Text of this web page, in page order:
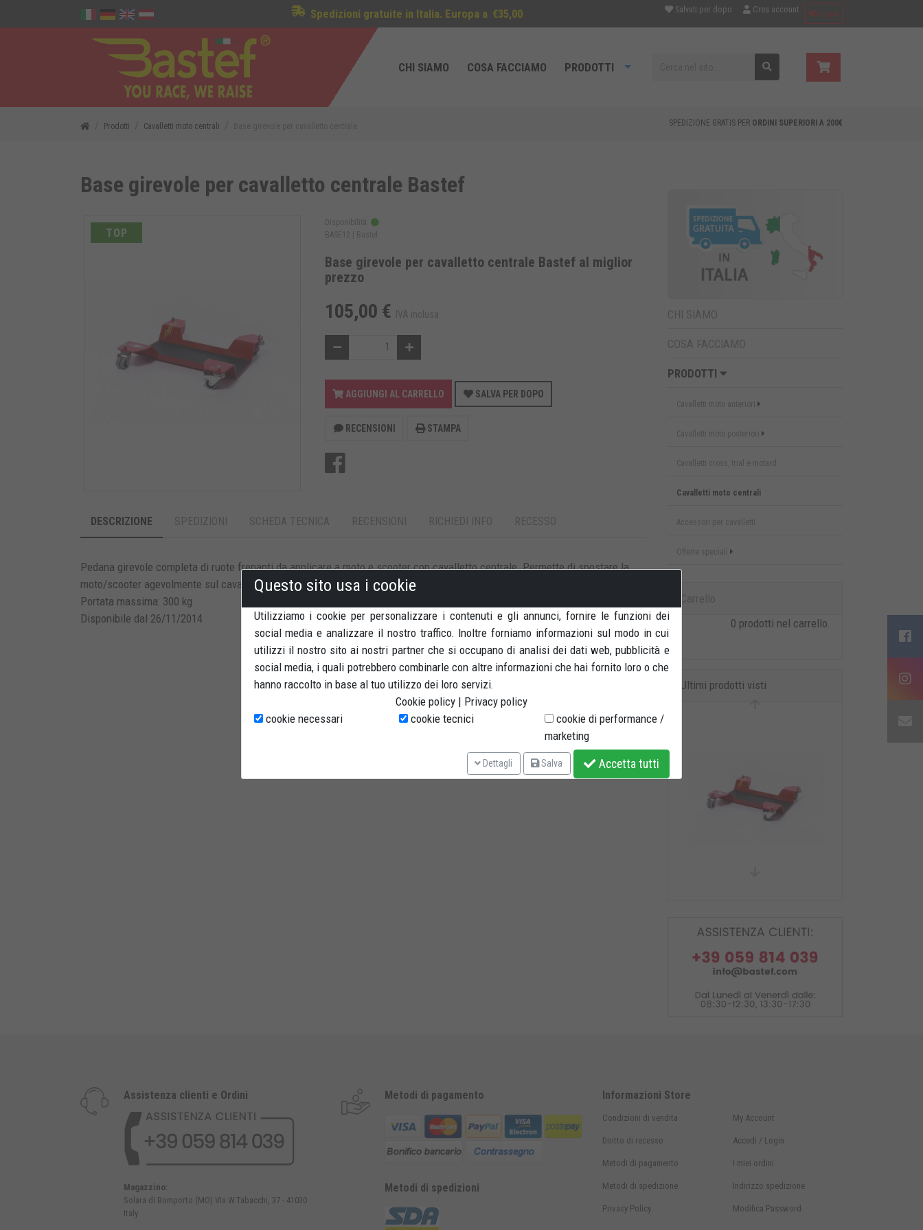
Spedizioni gratuite in Italia. Europa a €35,00 Salvati per dopo Crea account Login
CHI SIAMO COSA FACCIAMO PRODOTTI
Prodotti Cavalletti moto centrali SPEDIZIONE GRATIS PER ORDINI SUPERIORI A 200€
Base girevole per cavalletto centrale Bastef
TOP
Disponibilità:
BASE12 | Bastef
Base girevole per cavalletto centrale Bastef al miglior
prezzo
105,00 € IVA inclusa
AGGIUNGI AL CARRELLO SALVA PER DOPO
RECENSIONI STAMPA
DESCRIZIONE SPEDIZIONI SCHEDA TECNICA RECENSIONI RICHIEDI INFO RECESSO
Pedana girevole completa di ruote frenanti da applicare a moto e scooter con cavalletto centrale. Permette di spostare la
moto/scooter agevolmente sul cavalletto centrale.
Portata massima: 300 kg
Disponibile dal 26/11/2014
CHI SIAMO
COSA FACCIAMO
PRODOTTI
Cavalletti moto anteriori
Cavalletti moto posteriori
Cavalletti cross, trial e motard
Cavalletti moto centrali
Accessori per cavalletti
Offerte speciali
0 prodotti nel carrello.
Ultimi prodotti visti
Assistenza clienti e Ordini
Magazzino:
Solara di Bomporto (MO) Via W.Tabacchi, 37 - 41030
Italy
Metodi di pagamento
Metodi di spedizioni
Informazioni Store
Condizioni di vendita
Diritto di recesso
Metodi di pagamento
Metodi di spedizione
Privacy Policy
My Account
Accedi / Login
I miei ordini
Indirizzo spedizione
Modifica Password
Questo sito usa i cookie
Utilizziamo i cookie per personalizzare i contenuti e gli annunci, fornire le funzioni dei
social media e analizzare il nostro traffico. Inoltre forniamo informazioni sul modo in cui
utilizzi il nostro sito ai nostri partner che si occupano di analisi dei dati web, pubblicità e
social media, i quali potrebbero combinarle con altre informazioni che hai fornito loro o che
hanno raccolto in base al tuo utilizzo dei loro servizi.
Cookie policy | Privacy policy
cookie necessari
cookie tecnici
cookie di performance /
marketing
Dettagli Salva Accetta tutti